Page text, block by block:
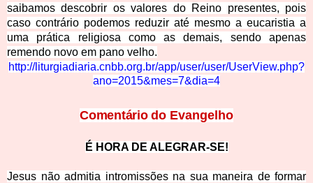
saibamos descobrir os valores do Reino presentes, pois
caso contrário podemos reduzir até mesmo a eucaristia a
uma prática religiosa como as demais, sendo apenas
remendo novo em pano velho.
http://liturgiadiaria.cnbb.org.br/app/user/user/UserView.php?
ano=2015&mes=7&dia=4
Comentário doEvangelho
É HORA DE ALEGRAR-SE!
Jesus não admitia intromissões na sua maneira de formar